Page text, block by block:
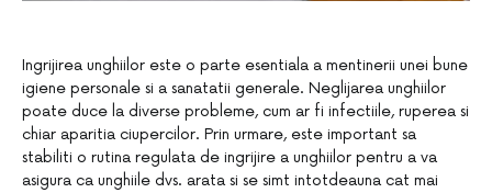
Ingrijirea unghiilor este o parte esentiala a mentinerii unei bune
igiene personale si a sanatatii generale. Neglijarea unghiilor
poate duce la diverse probleme, cum ar fi infectiile, ruperea si
chiar aparitia ciupercilor. Prin urmare, este important sa
stabiliti o rutina regulata de ingrijire a unghiilor pentru a va
asigura ca unghiile dvs. arata si se simt intotdeauna cat mai